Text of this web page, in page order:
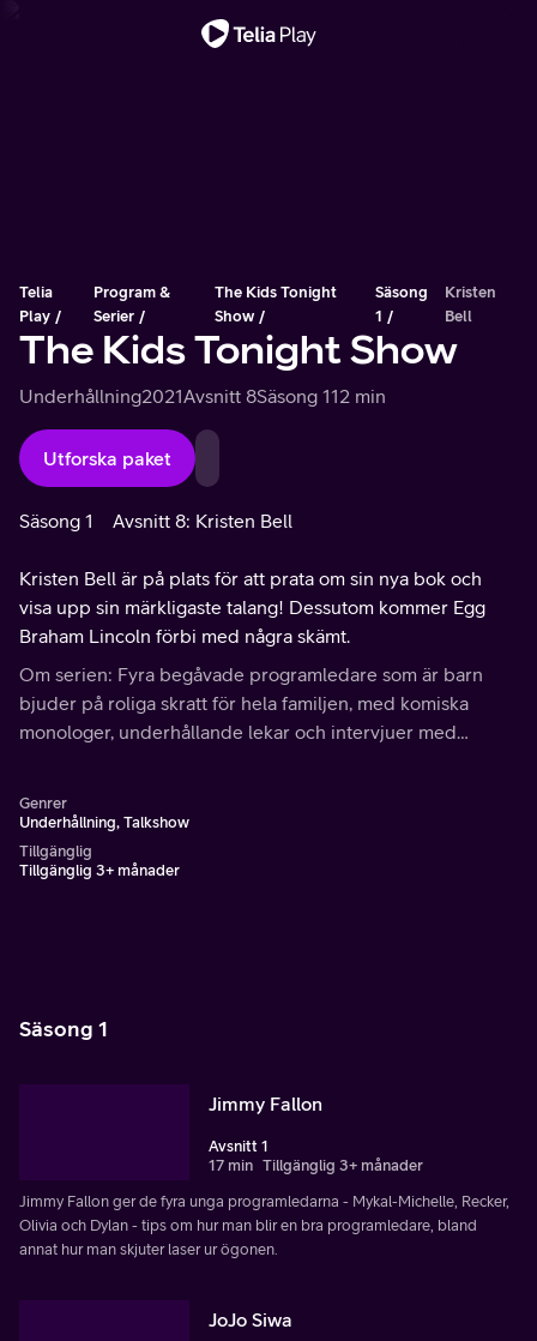
Telia
Play
Program &
Serier
The Kids Tonight
Show
Säsong
1
Kristen
Bell
The Kids Tonight Show
Underhållning2021Avsnitt 8Säsong 112 min
Utforska paket
Säsong 1 Avsnitt 8: Kristen Bell
Kristen Bell är på plats för att prata om sin nya bok och
visa upp sin märkligaste talang! Dessutom kommer Egg
Braham Lincoln förbi med några skämt.
Om serien: Fyra begåvade programledare som är barn
bjuder på roliga skratt för hela familjen, med komiska
monologer, underhållande lekar och intervjuer med
Genrer
Underhållning, Talkshow
Tillgänglig
Tillgänglig 3+ månader
Säsong 1
Jimmy Fallon
Avsnitt 1
17 min Tillgänglig 3+ månader
Jimmy Fallon ger de fyra unga programledarna - Mykal-Michelle, Recker,
Olivia och Dylan - tips om hur man blir en bra programledare, bland
annat hur man skjuter laser ur ögonen.
JoJo Siwa